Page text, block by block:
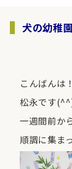
犬の幼稚
こんばんは！
松永です
一週間前か
順調に集ま